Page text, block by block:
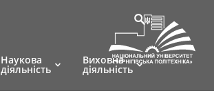
Наукова
діяльність
Виховна
діяльність